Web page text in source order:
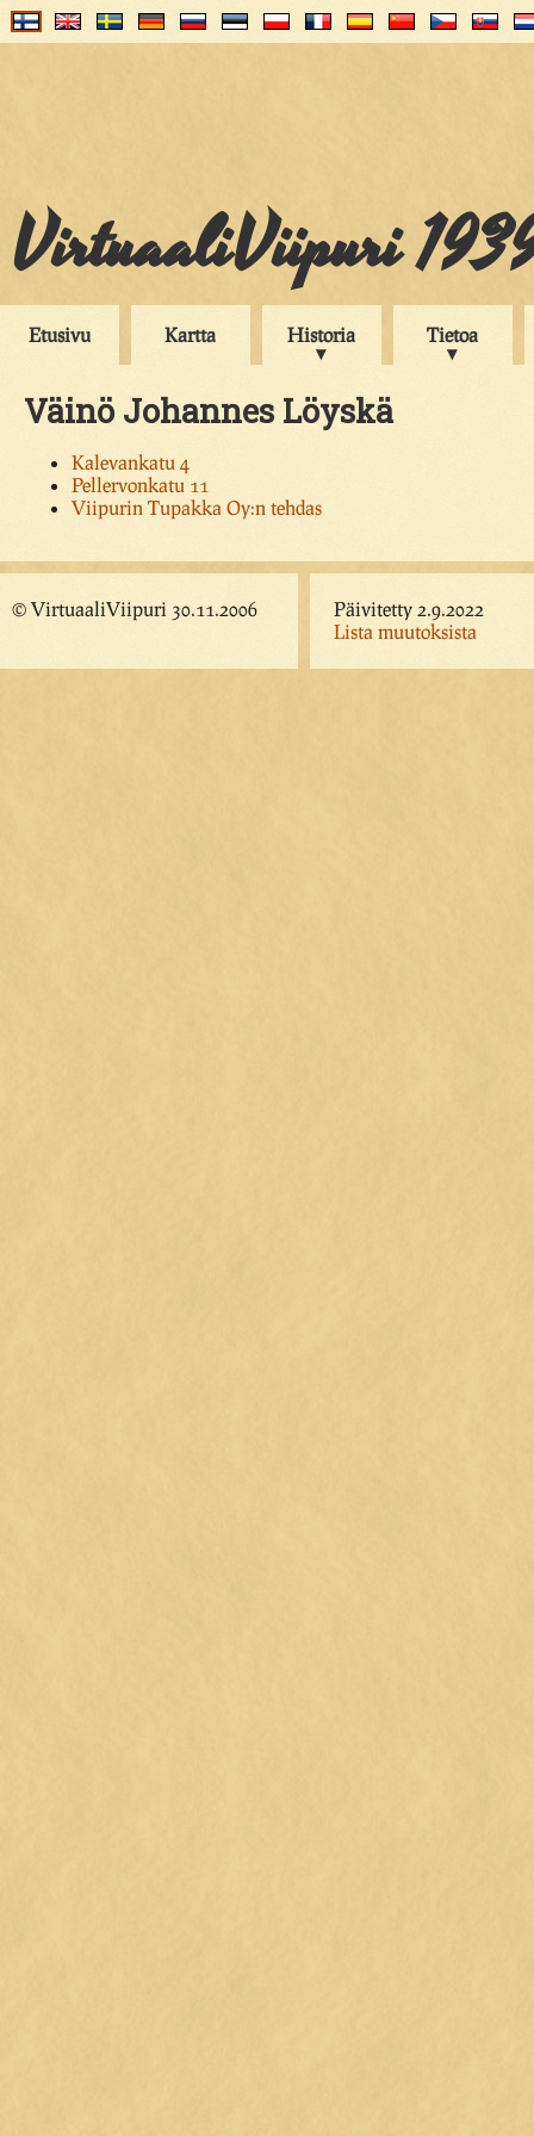
VirtuaaliViipuri
Etusivu Kartta Historia Tietoa
Väinö Johannes Löyskä
Kalevankatu 4
Pellervonkatu 11
Viipurin Tupakka Oy:n tehdas
© VirtuaaliViipuri 30.11.2006
Päivitetty 2.9.2022
Lista muutoksista